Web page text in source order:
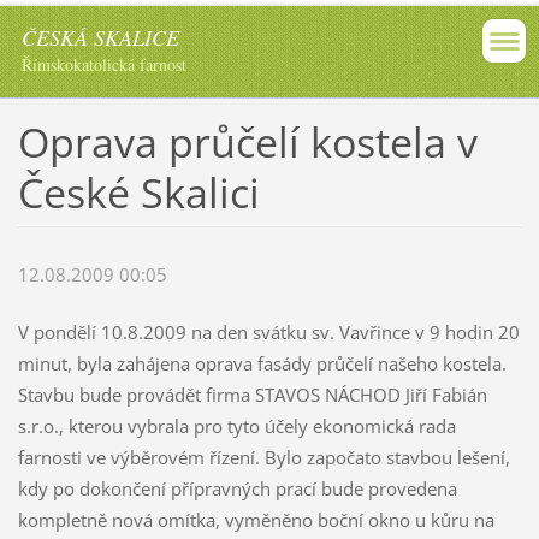
ČESKÁ SKALICE
Římskokatolická farnost
Oprava průčelí kostela v
České Skalici
12.08.2009 00:05
V pondělí 10.8.2009 na den svátku sv. Vavřince v 9 hodin 20
minut, byla zahájena oprava fasády průčelí našeho kostela.
Stavbu bude provádět firma STAVOS NÁCHOD Jiří Fabián
s.r.o., kterou vybrala pro tyto účely ekonomická rada
farnosti ve výběrovém řízení. Bylo započato stavbou lešení,
kdy po dokončení přípravných prací bude provedena
kompletně nová omítka, vyměněno boční okno u kůru na